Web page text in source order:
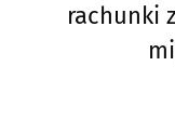
rachunki